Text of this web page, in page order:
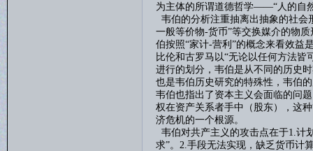
为主体的所谓道德哲学——“人的自
韦伯的分析注重抽离出抽象的社会
一般等价物-货币”等交换媒介的物
伯按照“家计-营利”的概念来看效益
比伦和古罗马以“无论以任何方法
进行的划分，韦伯是从不同的历史
也是韦伯历史研究的特殊性，韦伯
韦伯也指出了资本主义会面临的问
权在资产关系者手中（股东），这种
济危机的一个根源。
韦伯对共产主义的攻击点在于1. 计
求”。 2. 手段无法实现，缺乏货币计